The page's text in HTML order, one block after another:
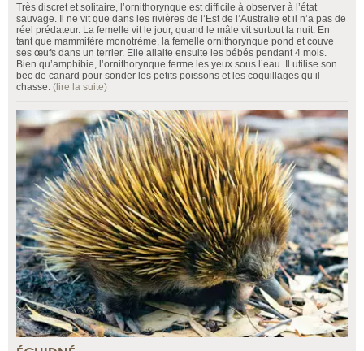
Très discret et solitaire, l’ornithorynque est difficile à observer à l’état
sauvage. Il ne vit que dans les rivières de l’Est de l’Australie et il n’a pas de
réel prédateur. La femelle vit le jour, quand le mâle vit surtout la nuit. En
tant que mammifère monotrème, la femelle ornithorynque pond et couve
ses œufs dans un terrier. Elle allaite ensuite les bébés pendant 4 mois.
Bien qu’amphibie, l’ornithorynque ferme les yeux sous l’eau. Il utilise son
bec de canard pour sonder les petits poissons et les coquillages qu’il
chasse. (lire la suite)